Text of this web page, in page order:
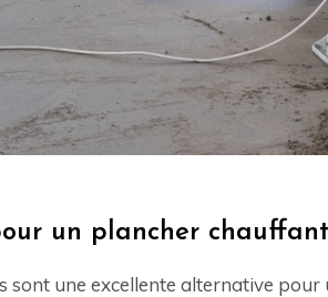
un plancher
sont une excellente alternative